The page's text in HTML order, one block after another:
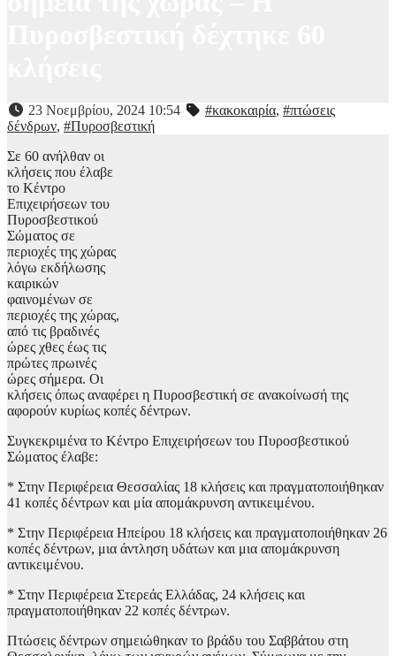
23 Νοεμβρίου, 2024 10:54 #κακοκαιρία, #πτώσεις
δένδρων, #Πυροσβεστική
Σε 60 ανήλθαν οι
κλήσεις που έλαβε
το Κέντρο
Επιχειρήσεων του
Πυροσβεστικού
Σώματος σε
περιοχές της χώρας
λόγω εκδήλωσης
καιρικών
φαινομένων σε
περιοχές της χώρας,
από τις βραδινές
ώρες χθες έως τις
πρώτες πρωινές
ώρες σήμερα. Οι
κλήσεις όπως αναφέρει η Πυροσβεστική σε ανακοίνωσή της
αφορούν κυρίως κοπές δέντρων.
Συγκεκριμένα το Κέντρο Επιχειρήσεων του Πυροσβεστικού
Σώματος έλαβε:
* Στην Περιφέρεια Θεσσαλίας 18 κλήσεις και πραγματοποιήθηκαν
41 κοπές δέντρων και μία απομάκρυνση αντικειμένου.
* Στην Περιφέρεια Ηπείρου 18 κλήσεις και πραγματοποιήθηκαν 26
κοπές δέντρων, μια άντληση υδάτων και μια απομάκρυνση
αντικειμένου.
* Στην Περιφέρεια Στερεάς Ελλάδας, 24 κλήσεις και
πραγματοποιήθηκαν 22 κοπές δέντρων.
Πτώσεις δέντρων σημειώθηκαν το βράδυ του Σαββάτου στη